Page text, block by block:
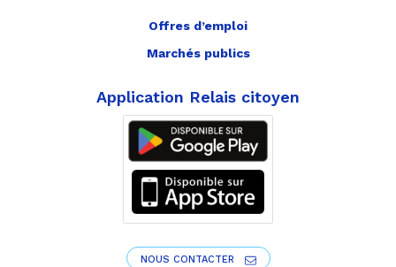
Offres d’emploi
Marchés publics
Application Relais citoyen
NOUS CONTACTER